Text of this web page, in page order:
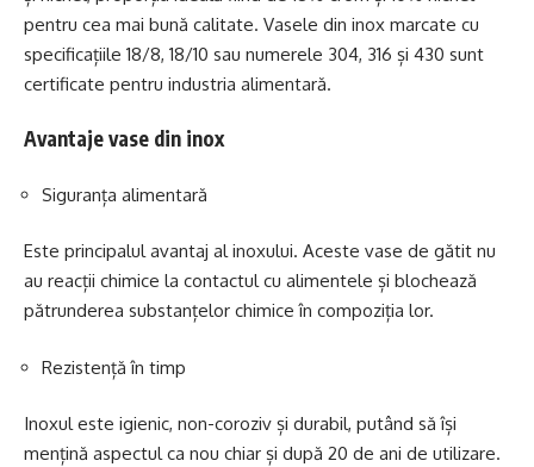
pentru cea mai bună calitate. Vasele din inox marcate cu
specificațiile 18/8, 18/10 sau numerele 304, 316 și 430 sunt
certificate pentru industria alimentară.
Avantaje vase din inox
Siguranța alimentară
Este principalul avantaj al inoxului. Aceste vase de gătit nu
au reacții chimice la contactul cu alimentele și blochează
pătrunderea substanțelor chimice în compoziția lor.
Rezistență în timp
Inoxul este igienic, non-coroziv și durabil, putând să își
mențină aspectul ca nou chiar și după 20 de ani de utilizare.